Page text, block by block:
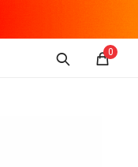
0
Hogar